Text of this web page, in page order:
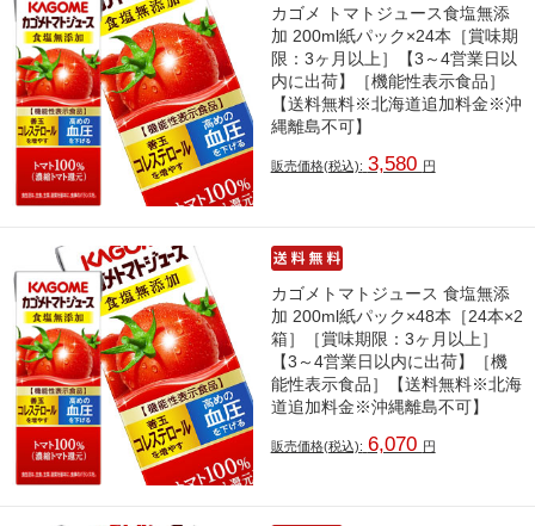
カゴメ トマトジュース食塩無添
加 200ml紙パック×24本［賞味期
限：3ヶ月以上］【3～4営業日以
内に出荷】［機能性表示食品］
【送料無料※北海道追加料金※沖
縄離島不可】
販売価格(税込): 3,580 円
カゴメトマトジュース 食塩無添
加 200ml紙パック×48本［24本×2
箱］［賞味期限：3ヶ月以上］
【3～4営業日以内に出荷】［機
能性表示食品］【送料無料※北海
道追加料金※沖縄離島不可】
販売価格(税込): 6,070 円